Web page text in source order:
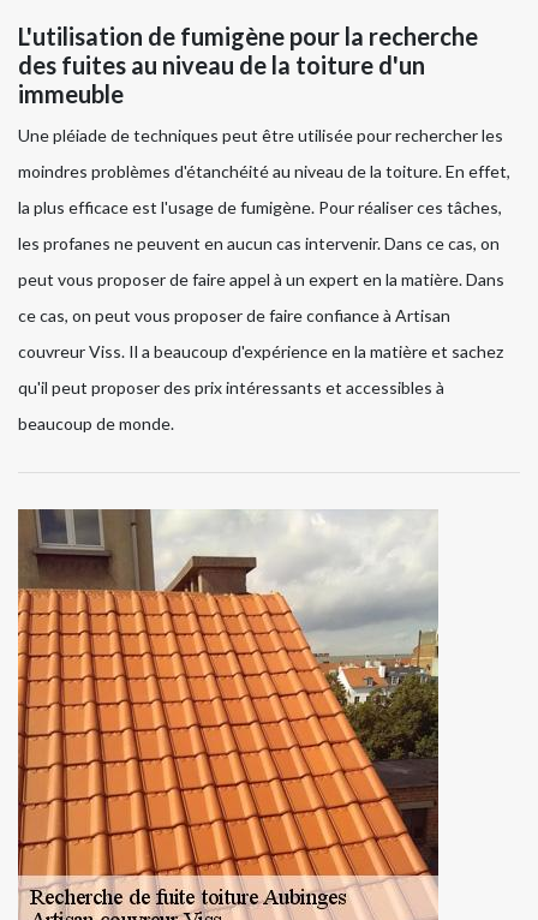
L'utilisation de fumigène pour la recherche
des fuites au niveau de la toiture d'un
immeuble
Une pléiade de techniques peut être utilisée pour rechercher les
moindres problèmes d'étanchéité au niveau de la toiture. En effet,
la plus efficace est l'usage de fumigène. Pour réaliser ces tâches,
les profanes ne peuvent en aucun cas intervenir. Dans ce cas, on
peut vous proposer de faire appel à un expert en la matière. Dans
ce cas, on peut vous proposer de faire confiance à Artisan
couvreur Viss. Il a beaucoup d'expérience en la matière et sachez
qu'il peut proposer des prix intéressants et accessibles à
beaucoup de monde.